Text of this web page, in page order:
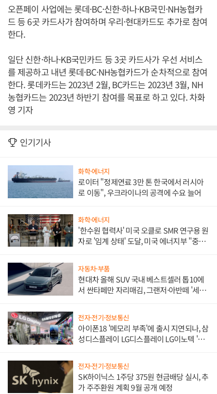
오픈페이 사업에는 롯데·BC·신한·하나·KB국민·NH농협카
드 등 6곳 카드사가 참여하며 우리·현대카드도 추가로 참여
한다.
일단 신한·하나·KB국민카드 등 3곳 카드사가 우선 서비스
를 제공하고 내년 롯데·BC·NH농협카드가 순차적으로 참여
한다. 롯데카드는 2023년 2월, BC카드는 2023년 3월, NH
농협카드는 2023년 하반기 참여를 목표로 하고 있다. 차화
영 기자
인기기사
화학·에너지
로이터 "정제연료 3만 톤 한국에서 러시아
로 이동", 우크라이나의 공격에 수요 늘어
화학·에너지
'한수원 협력사' 미국 오클로 SMR 연구용 원
자로 '임계 상태' 도달, 미국 에너지부 "중요
자동차·부품
현대차 올해 SUV 국내 베스트셀러 톱10에
서 싼타페만 자리매김, 그랜저·아반떼 '세단
전자·전기·정보통신
아이폰18 '메모리 부족'에 출시 지연되나, 삼
성디스플레이 LG디스플레이 LG이노텍 '탈
전자·전기·정보통신
SK하이닉스 1주당 375원 현금배당 실시, 추
가 주주환원 계획 9월 공개 예정